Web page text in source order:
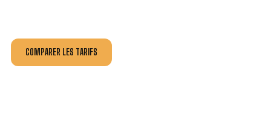
COMPARER LES TARIFS